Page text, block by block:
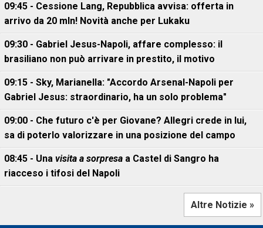
09:45 - Cessione Lang, Repubblica avvisa: offerta in
arrivo da 20 mln! Novità anche per Lukaku
09:30 - Gabriel Jesus-Napoli, affare complesso: il
brasiliano non può arrivare in prestito, il motivo
09:15 - Sky, Marianella: "Accordo Arsenal-Napoli per
Gabriel Jesus: straordinario, ha un solo problema"
09:00 - Che futuro c'è per Giovane? Allegri crede in lui,
sa di poterlo valorizzare in una posizione del campo
08:45 - Una visita a sorpresa a Castel di Sangro ha
riacceso i tifosi del Napoli
Altre Notizie »